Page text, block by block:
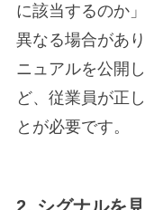
に該当するのか
異なる場合があ
ニュアルを公開
ど、従業員が正
とが必要です。